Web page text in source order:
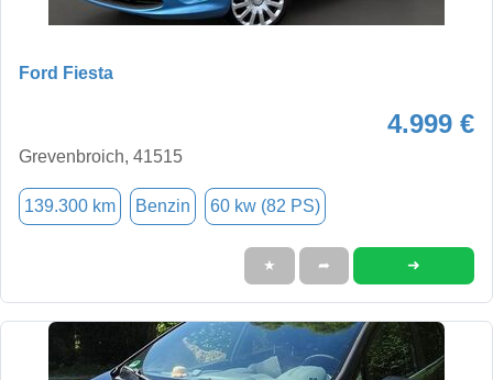
Ford Fiesta
4.999 €
Grevenbroich, 41515
139.300 km Benzin 60 kw (82 PS)
★ ➦ ➜